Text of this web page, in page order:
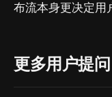
布流本身更决定用
更多用户提问